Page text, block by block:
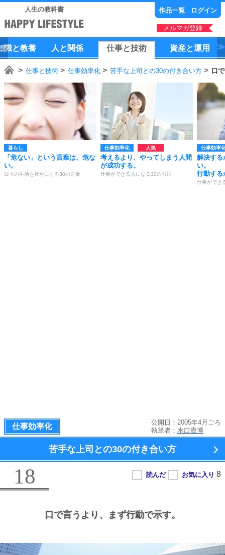
人生の教科書 作品一覧 ログイン
メルマガ登録
識と教養 人 と 関係 仕事と技術 資産と運用
仕事と技術 仕事効率化 苦手な上司との30の付き合い方 口
暮らし
「危ない」という言葉は、危な
い。
日々の生活を豊かにする30の言葉
仕事効率化
考えるより、やってしまう人間
が成功する。
仕事ができる人になる30の方法
仕事効率
解決する
い。
行動する
仕事ができ
仕事効率化
公開日：2005年4月ごろ
執筆者： 水口貴博
苦手な上司との30の付き合い方
18
口で言うより、 まず行動で示す。